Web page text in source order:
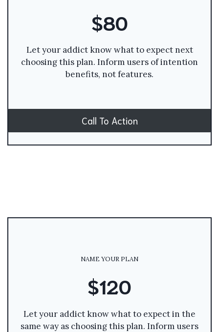
$80
Let your addict know what to expect next
choosing this plan. Inform users of intention
benefits, not features.
Call To Action
NAME YOUR PLAN
$120
Let your addict know what to expect in the
same way as choosing this plan. Inform users